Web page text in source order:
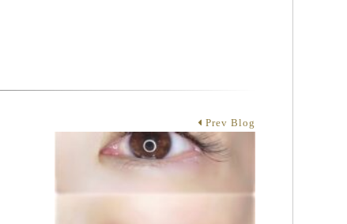
Prev Blog